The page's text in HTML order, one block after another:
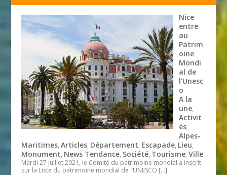
Nice
entre
au
Patrim
oine
Mondi
al de
l’Unesc
o
A la
une,
Activit
és,
Alpes-
Maritimes,Articles, Département, Escapade, Lieu,
Monument, News Tendance, Société, Tourisme,Ville
Mardi 27 juillet 2021, le Comité du patrimoine mondial a inscrit
sur la Liste du patrimoine mondial de l’UNESCO […]